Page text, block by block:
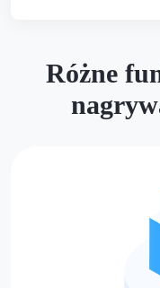
Różne